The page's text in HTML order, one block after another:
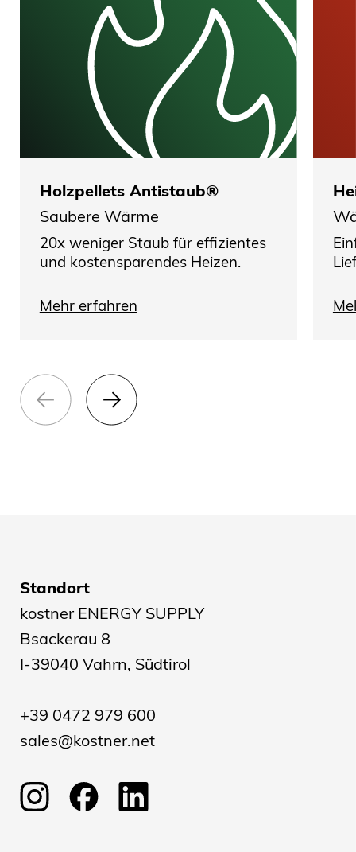
Holzpellets Antistaub®
Saubere Wärme
20x weniger Staub für effizientes
und kostensparendes Heizen.
Mehr erfahren
Standort
kostner ENERGY SUPPLY
Bsackerau 8
I-39040 Vahrn, Südtirol
+39 0472 979 600
sales@kostner.net